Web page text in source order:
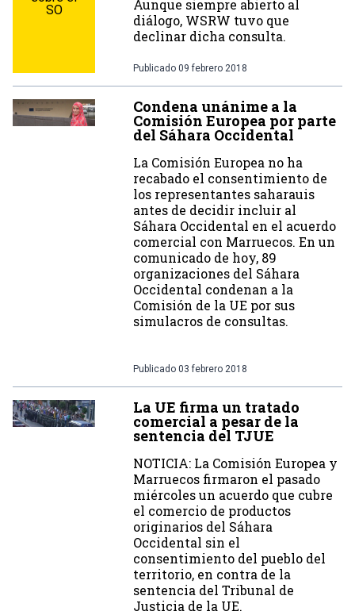
SO
Aunque siempre abierto al
diálogo, WSRW tuvo que
declinar dicha consulta.
Publicado 09 febrero 2018
Condena unánime a la
Comisión Europea por parte
del Sáhara Occidental
La Comisión Europea no ha
recabado el consentimiento de
los representantes saharauis
antes de decidir incluir al
Sáhara Occidental en el acuerdo
comercial con Marruecos. En un
comunicado de hoy, 89
organizaciones del Sáhara
Occidental condenan a la
Comisión de la UE por sus
simulacros de consultas.
Publicado 03 febrero 2018
La UE firma un tratado
comercial a pesar de la
sentencia del TJUE
NOTICIA: La Comisión Europea y
Marruecos firmaron el pasado
miércoles un acuerdo que cubre
el comercio de productos
originarios del Sáhara
Occidental sin el
consentimiento del pueblo del
territorio, en contra de la
sentencia del Tribunal de
Justicia de la UE.